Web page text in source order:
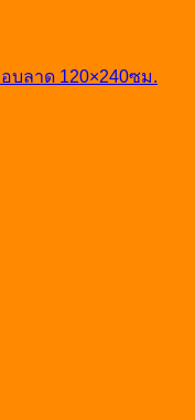
บลาด 120×240ซม.